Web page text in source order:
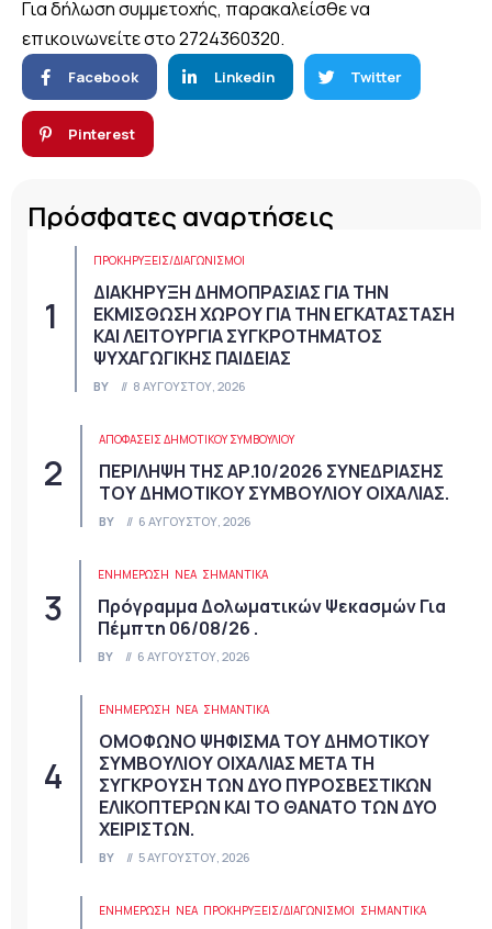
Για δήλωση συμμετοχής, παρακαλείσθε να
επικοινωνείτε στο 2724360320.
Facebook Linkedin Twitter
Pinterest
Πρόσφατες αναρτήσεις
ΠΡΟΚΗΡΎΞΕΙΣ/ΔΙΑΓΩΝΙΣΜΟΊ
ΔΙΑΚΗΡΥΞΗ ΔΗΜΟΠΡΑΣΙΑΣ ΓΙΑ ΤΗΝ
ΕΚΜΙΣΘΩΣΗ ΧΩΡΟΥ ΓΙΑ ΤΗΝ ΕΓΚΑΤΑΣΤΑΣΗ
ΚΑΙ ΛΕΙΤΟΥΡΓΙΑ ΣΥΓΚΡΟΤΗΜΑΤΟΣ
ΨΥΧΑΓΩΓΙΚΗΣ ΠΑΙΔΕΙΑΣ
BY 8 ΑΥΓΟΎΣΤΟΥ, 2026
ΑΠΟΦΆΣΕΙΣ ΔΗΜΟΤΙΚΟΎ ΣΥΜΒΟΥΛΊΟΥ
ΠΕΡΙΛΗΨΗ ΤΗΣ ΑΡ.10/2026 ΣΥΝΕΔΡΙΑΣΗΣ
ΤΟΥ ΔΗΜΟΤΙΚΟΥ ΣΥΜΒΟΥΛΙΟΥ ΟΙΧΑΛΙΑΣ.
BY 6 ΑΥΓΟΎΣΤΟΥ, 2026
ΕΝΗΜΕΡΩΣΗ ΝΈΑ ΣΗΜΑΝΤΙΚΆ
Πρόγραμμα Δολωματικών Ψεκασμών Για
Πέμπτη 06/08/26 .
BY 6 ΑΥΓΟΎΣΤΟΥ, 2026
ΕΝΗΜΕΡΩΣΗ ΝΈΑ ΣΗΜΑΝΤΙΚΆ
ΟΜΟΦΩΝΟ ΨΗΦΙΣΜΑ ΤΟΥ ΔΗΜΟΤΙΚΟΥ
ΣΥΜΒΟΥΛΙΟΥ ΟΙΧΑΛΙΑΣ ΜΕΤΑ ΤΗ
ΣΥΓΚΡΟΥΣΗ ΤΩΝ ΔΥΟ ΠΥΡΟΣΒΕΣΤΙΚΩΝ
ΕΛΙΚΟΠΤΕΡΩΝ ΚΑΙ ΤΟ ΘΑΝΑΤΟ ΤΩΝ ΔΥΟ
ΧΕΙΡΙΣΤΩΝ.
BY 5 ΑΥΓΟΎΣΤΟΥ, 2026
ΕΝΗΜΕΡΩΣΗ ΝΈΑ ΠΡΟΚΗΡΎΞΕΙΣ/ΔΙΑΓΩΝΙΣΜΟΊ ΣΗΜΑΝΤΙΚΆ